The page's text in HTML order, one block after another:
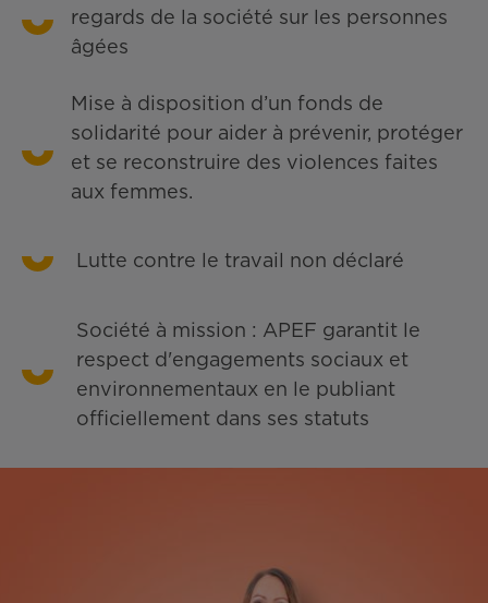
regards de la société sur les personnes
âgées
Mise à disposition d’un fonds de
solidarité pour aider à prévenir, protéger
et se reconstruire des violences faites
aux femmes.
Lutte contre le travail non déclaré
Société à mission : APEF garantit le
respect d'engagements sociaux et
environnementaux en le publiant
officiellement dans ses statuts